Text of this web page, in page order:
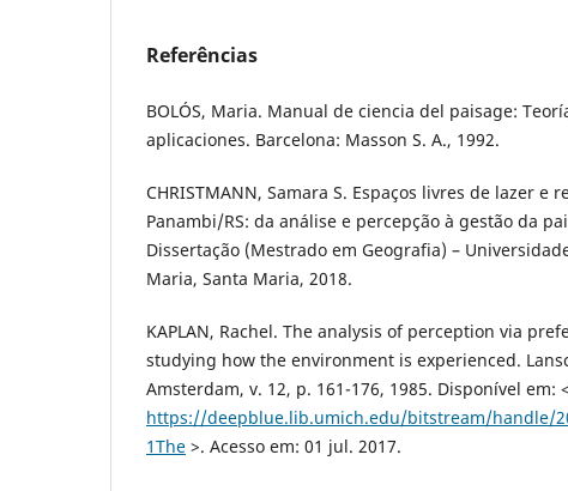
Referências
BOLÓS, Maria. Manual de ciencia del paisage:
aplicaciones. Barcelona: Masson S. A., 1992.
CHRISTMANN, Samara S. Espaços livres de lazer e
Panambi/RS: da análise e percepção à gestão da
Dissertação (Mestrado em Geografia) –
Maria, Santa Maria, 2018.
KAPLAN, Rachel. The analysis of perception via
studying how the environment is experienced.
Amsterdam, v. 12, p. 161-176, 1985. Disponível em: <
https://deepblue.lib.umich.edu/bitstream/handle/
1The >. Acesso em: 01 jul. 2017.